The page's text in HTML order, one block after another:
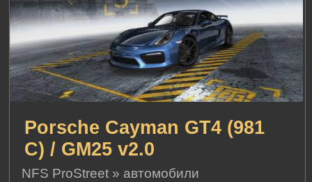
Porsche Cayman GT4 (981
C) / GM25 v2.0
NFS ProStreet » автомобили